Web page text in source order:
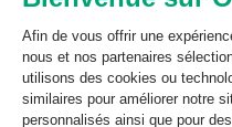
complète, ne doivent pas être
données ou la base de
exploiter, ni de les rendre
préalable de TecDoc. Toute
droits d’auteur et fera l’objet